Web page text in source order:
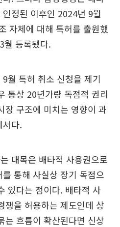
정된 이후인 2024년 9월
자체에 대해 특허를 출원했
월 등록됐다.
월 특허 취소 신청을 제기
통상 20년가량 독점적 권리
장 구조에 미치는 영향이 과
서다.
대목은 배타적 사용권으로
통해 사실상 장기 독점으
있다는 점이다. 배타적 사
쟁을 허용하는 제도인데 상
는 흐름이 확산된다면 신상